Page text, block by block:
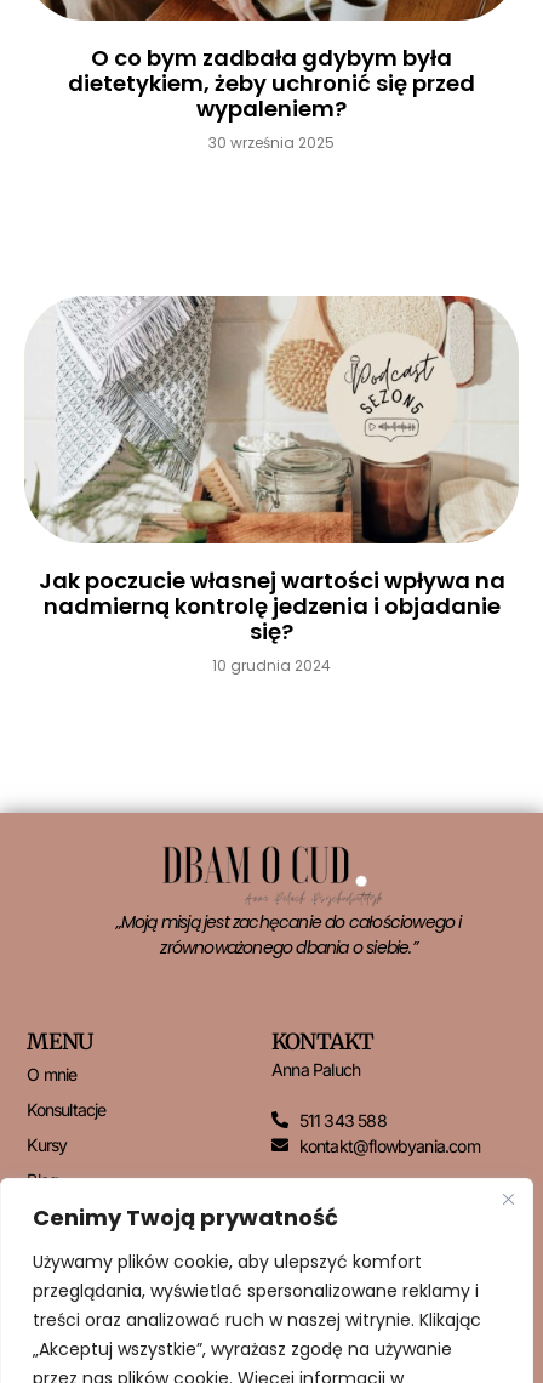
Cenimy Twoją prywatność
Używamy plików cookie, aby ulepszyć komfort
przeglądania, wyświetlać spersonalizowane reklamy i
treści oraz analizować ruch w naszej witrynie. Klikając
„Akceptuj wszystkie”, wyrażasz zgodę na używanie
przez nas plików cookie. Więcej informacji w
O co bym zadbała gdybym była
dietetykiem, żeby uchronić się przed
wypaleniem?
30 września 2025
Jak poczucie własnej wartości wpływa na
nadmierną kontrolę jedzenia i objadanie
się?
10 grudnia 2024
„Moją misją jest zachęcanie do całościowego i
zrównoważonego dbania o siebie.”
MENU
O mnie
Konsultacje
Kursy
Blog
Kontakt
KONTAKT
Anna Paluch
511 343 588
kontakt@flowbyania.com
NEWSLETTER